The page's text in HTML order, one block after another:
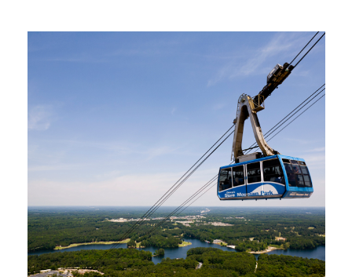
Servicio de amanecer de Pascua
La posada en Stone Mountain Park
Group Events